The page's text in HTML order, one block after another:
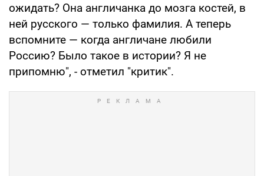
ожидать? Она англичанка до мозга костей, в
ней русского — только фамилия. А теперь
вспомните — когда англичане любили
Россию? Было такое в истории? Я не
припомню", - отметил "критик".